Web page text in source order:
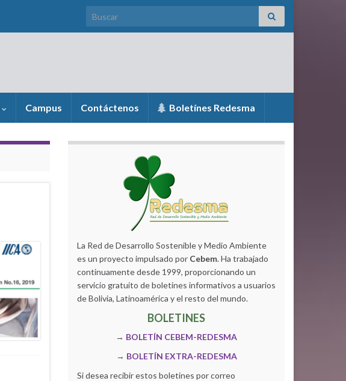
Search for:
Campus Contáctenos Boletínes Redesma
La Red de Desarrollo Sostenible y Medio Ambiente
es un proyecto impulsado por Cebem. Ha trabajado
continuamente desde 1999, proporcionando un
servicio gratuito de boletines informativos a usuarios
de Bolivia, Latinoamérica y el resto del mundo.
BOLETINES
→ BOLETÍN CEBEM-REDESMA
→ BOLETÍN EXTRA-REDESMA
Si desea recibir estos boletines por correo